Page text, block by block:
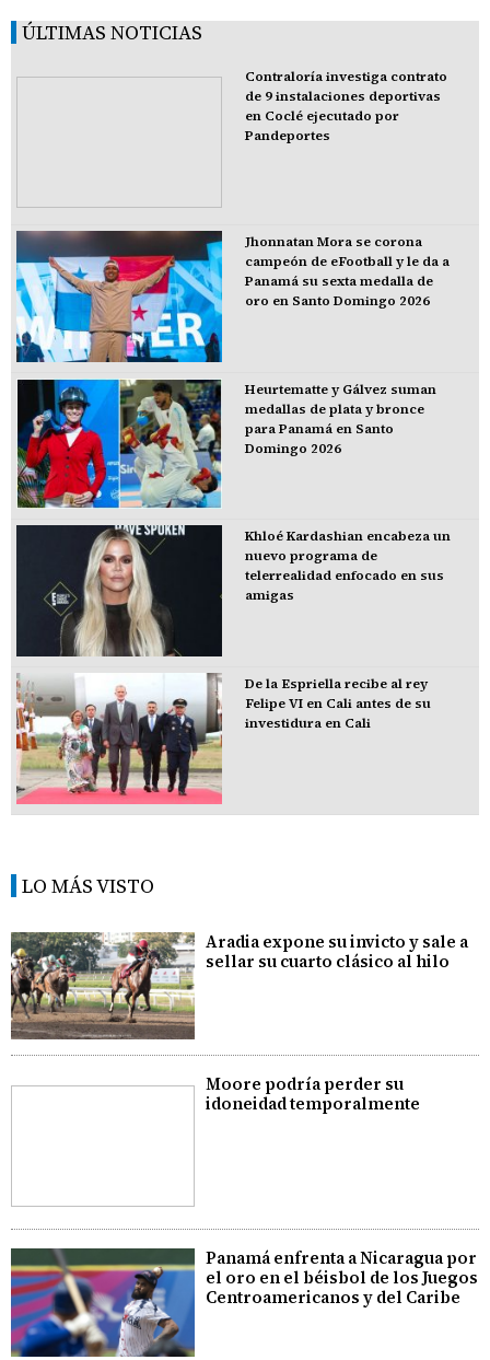
ÚLTIMAS NOTICIAS
Contraloría investiga contrato
de 9 instalaciones deportivas
en Coclé ejecutado por
Pandeportes
Jhonnatan Mora se corona
campeón de eFootball y le da a
Panamá su sexta medalla de
oro en Santo Domingo 2026
Heurtematte y Gálvez suman
medallas de plata y bronce
para Panamá en Santo
Domingo 2026
Khloé Kardashian encabeza un
nuevo programa de
telerrealidad enfocado en sus
amigas
De la Espriella recibe al rey
Felipe VI en Cali antes de su
investidura en Cali
LO MÁS VISTO
Aradia expone su invicto y sale a
sellar su cuarto clásico al hilo
Moore podría perder su
idoneidad temporalmente
Panamá enfrenta a Nicaragua por
el oro en el béisbol de los Juegos
Centroamericanos y del Caribe